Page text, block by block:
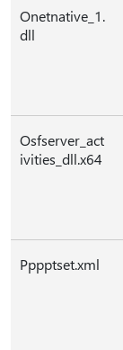
Onetnative_1.
dll
Osfserver_act
ivities_dll.x64
Pppptset.xml